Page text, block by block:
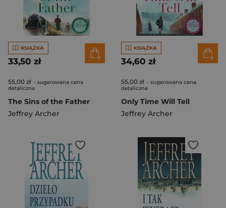
KSIĄŻKA
33,50 zł
55,00 zł - sugerowana cena
detaliczna
The Sins of the Father
Jeffrey Archer
KSIĄŻKA
34,60 zł
55,00 zł - sugerowana cena
detaliczna
Only Time Will Tell
Jeffrey Archer